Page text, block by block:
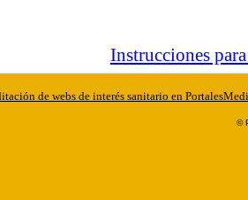
Instrucciones
de webs de interés sanitario en
©